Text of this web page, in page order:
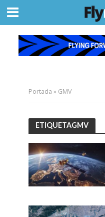
Portada » GMV
ETIQUETAGMV